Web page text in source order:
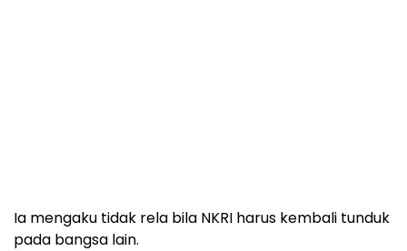
Ia mengaku tidak rela bila NKRI harus kembali tunduk
pada bangsa lain.